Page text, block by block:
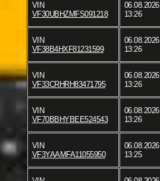
VIN
VF30UBHZMFS091218
06.08.2026
13:26
VIN
VF38B4HXF81231599
06.08.2026
13:26
VIN
VF33CRHRH83471795
06.08.2026
13:26
VIN
VF70BBHYBEE524543
06.08.2026
13:26
VIN
VF3YAAMFA11055950
06.08.2026
13:25